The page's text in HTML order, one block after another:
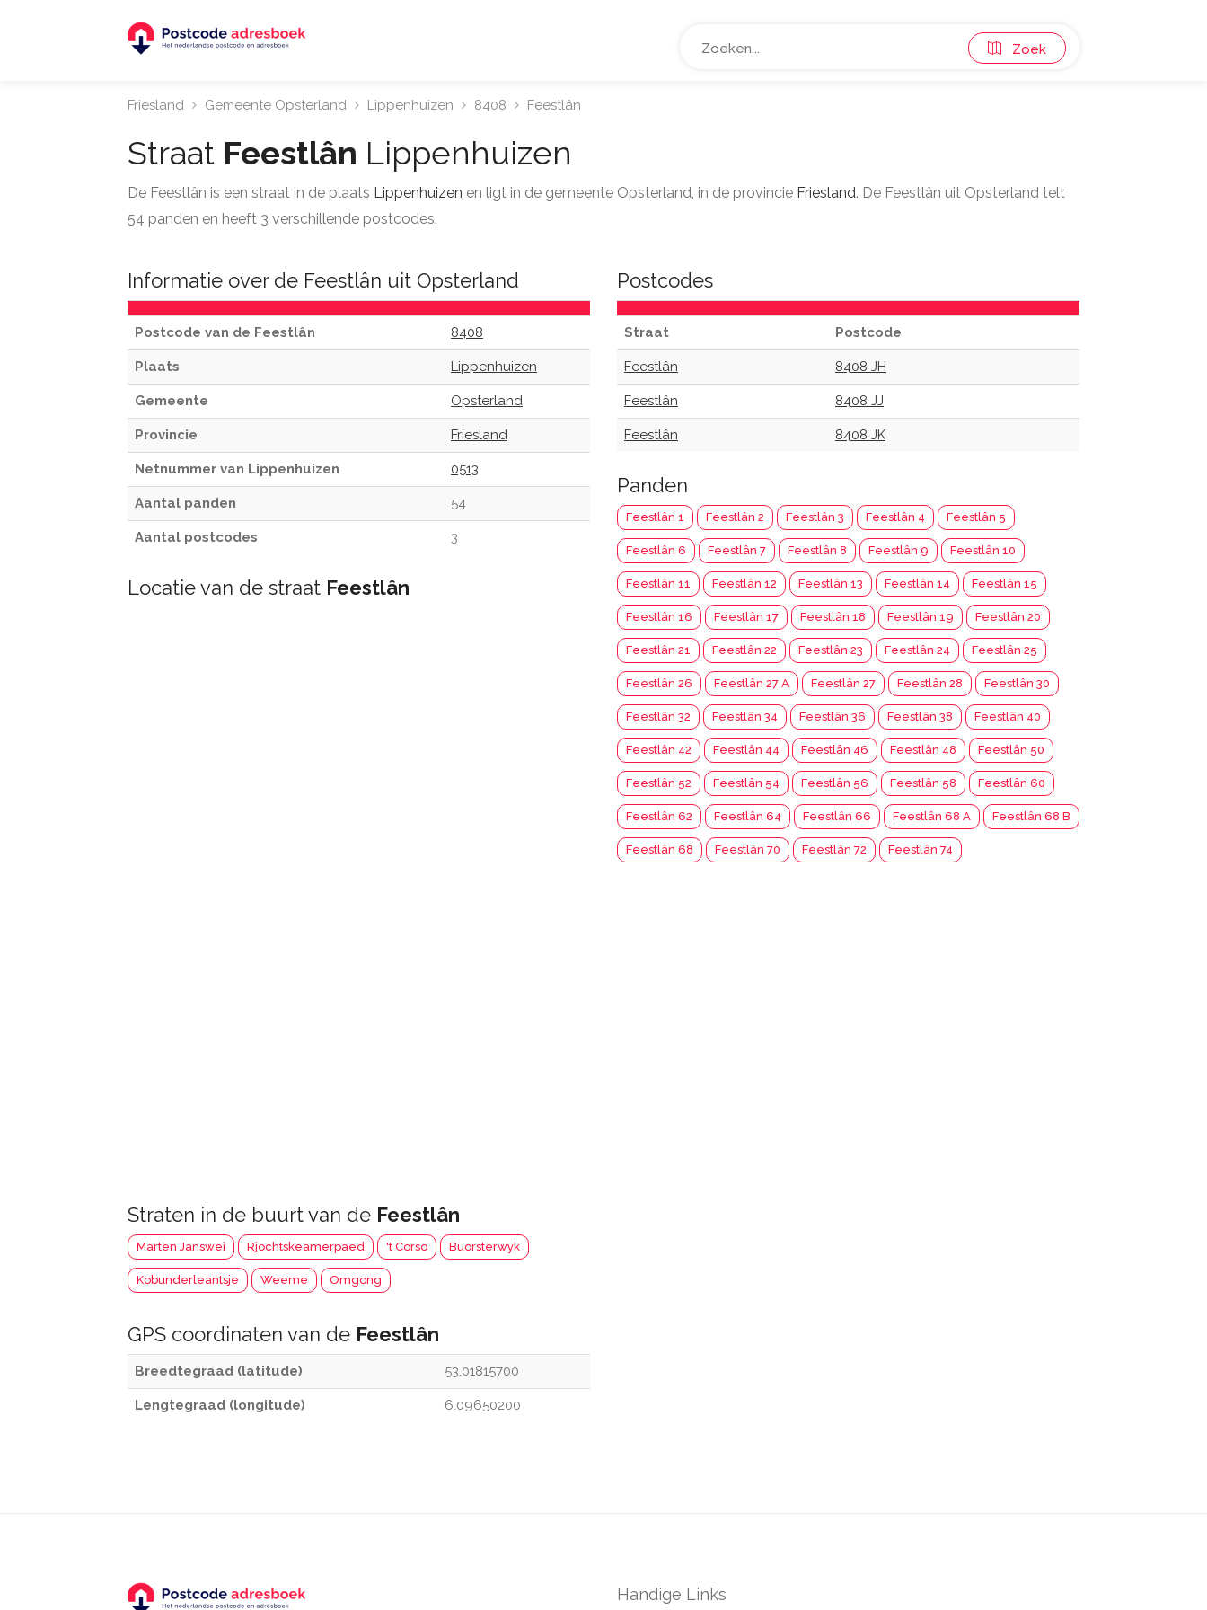
Zoek
Friesland Gemeente Opsterland Lippenhuizen 8408 Feestlân
Straat Feestlân Lippenhuizen
De Feestlân is een straat in de plaats Lippenhuizen en ligt in de gemeente Opsterland, in de provincie Friesland. De Feestlân uit Opsterland telt
54 panden en heeft 3 verschillende postcodes.
Informatie over de Feestlân uit Opsterland
Postcode van de Feestlân 8408
Plaats Lippenhuizen
Gemeente Opsterland
Provincie Friesland
Netnummer van Lippenhuizen 0513
Aantal panden 54
Aantal postcodes 3
Locatie van de straat Feestlân
Straten in de buurt van de Feestlân
Marten Janswei Rjochtskeamerpaed 't Corso Buorsterwyk
Kobunderleantsje Weeme Omgong
GPS coordinaten van de Feestlân
Breedtegraad (latitude) 53.01815700
Lengtegraad (longitude) 6.09650200
Postcodes
Straat Postcode
Feestlân 8408 JH
Feestlân 8408 JJ
Feestlân 8408 JK
Panden
Feestlân 1 Feestlân 2 Feestlân 3 Feestlân 4 Feestlân 5
Feestlân 6 Feestlân 7 Feestlân 8 Feestlân 9 Feestlân 10
Feestlân 11 Feestlân 12 Feestlân 13 Feestlân 14 Feestlân 15
Feestlân 16 Feestlân 17 Feestlân 18 Feestlân 19 Feestlân 20
Feestlân 21 Feestlân 22 Feestlân 23 Feestlân 24 Feestlân 25
Feestlân 26 Feestlân 27 A Feestlân 27 Feestlân 28 Feestlân 30
Feestlân 32 Feestlân 34 Feestlân 36 Feestlân 38 Feestlân 40
Feestlân 42 Feestlân 44 Feestlân 46 Feestlân 48 Feestlân 50
Feestlân 52 Feestlân 54 Feestlân 56 Feestlân 58 Feestlân 60
Feestlân 62 Feestlân 64 Feestlân 66 Feestlân 68 A Feestlân 68 B
Feestlân 68 Feestlân 70 Feestlân 72 Feestlân 74
Handige Links